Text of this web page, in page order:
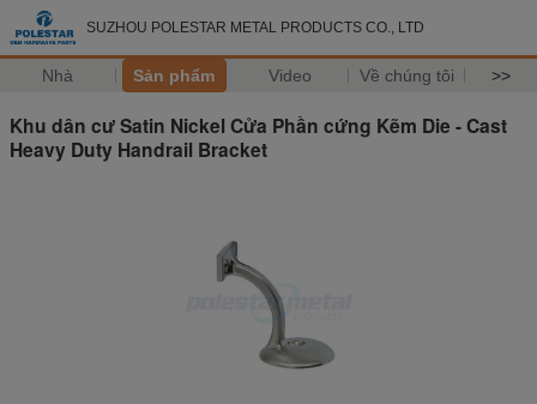
SUZHOU POLESTAR METAL PRODUCTS CO., LTD
Nhà Sản phẩm Video Về chúng tôi >>
Khu dân cư Satin Nickel Cửa Phần cứng Kẽm Die - Cast
Heavy Duty Handrail Bracket